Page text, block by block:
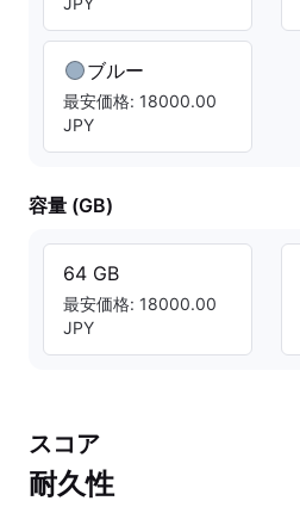
ブルー
最安価格: 18000.00
JPY
容量 (GB)
64 GB
最安価格: 18000.00
JPY
スコア
耐久性